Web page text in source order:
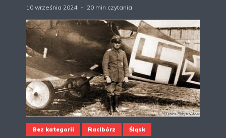
10 września 2024 20 min czytania
Bez kategorii Racibórz Śląsk